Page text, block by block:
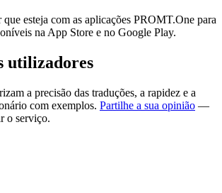
esteja com as aplicações PROMT.One para
na App Store e no Google Play.
utilizadores
a precisão das traduções, a rapidez e a
com exemplos. Partilhe a sua opinião —
o serviço.